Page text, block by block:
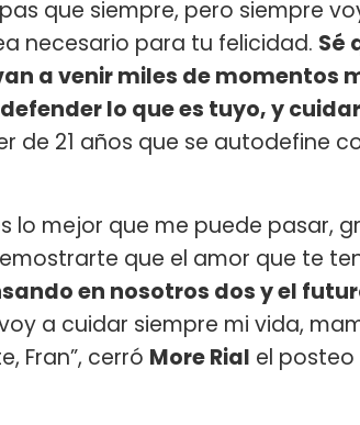
que siempre, pero siempre
necesario para tu felicidad. Sé
a venir miles de momentos
lo que es tuyo, y
de 21 años que se autodefine
lo mejor que me puede pasar,
que el amor que te
en nosotros dos y el
a cuidar siempre mi vida,
Fran”, cerró More Rial el